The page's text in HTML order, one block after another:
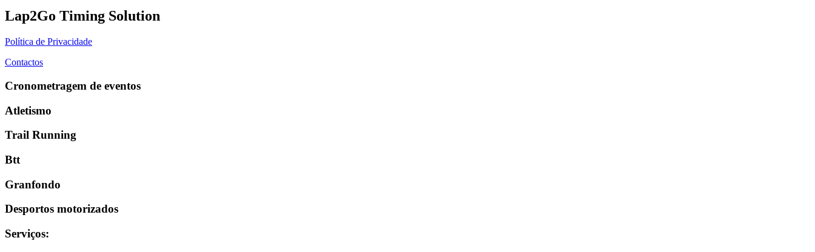
Lap2Go Timing Solution
Política de Privacidade
Contactos
Cronometragem de eventos
Atletismo
Trail Running
Btt
Granfondo
Desportos motorizados
Serviços: